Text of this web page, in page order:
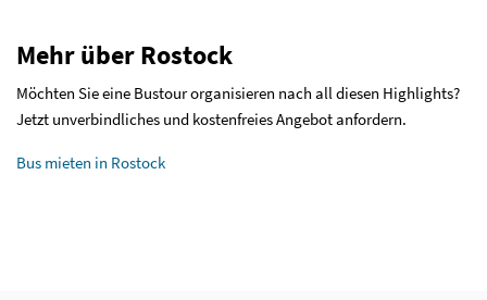
Mehr über Rostock
Möchten Sie eine Bustour organisieren nach all diesen Highlights?
Jetzt unverbindliches und kostenfreies Angebot anfordern.
Bus mieten in Rostock